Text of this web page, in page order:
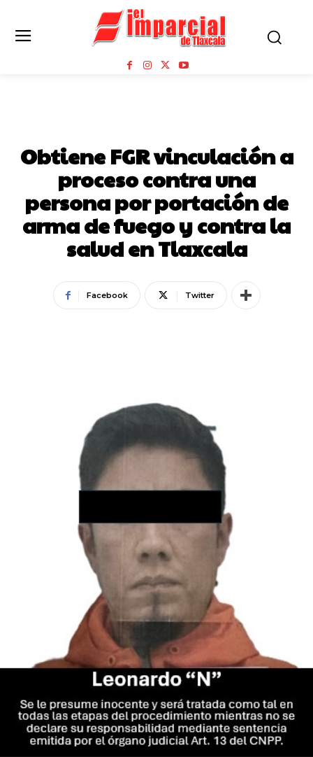
Obtiene FGR vinculación a
proceso contra una
persona por portación de
arma de fuego y contra la
salud en Tlaxcala
Facebook Twitter